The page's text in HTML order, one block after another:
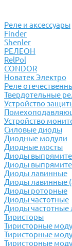
Реле и аксессуары
Finder
Shenler
РЕЛЕОН
RelPol
CONDOR
Новатек Электро
Реле
Твердотельные
Устройство
Устройство
Силовые диоды
Диодные модули
Диодные мосты
Диоды
Диоды
Диоды лавинные
Диоды лавинные
Диоды роторные
Диоды частотные
Диоды частотные
Тиристоры
Тиристорные
Тиристорные
Тиристорные